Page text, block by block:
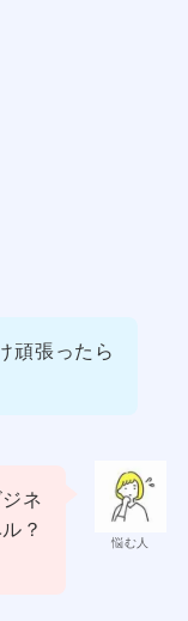
頑張ったら
悩む人
ネ
？